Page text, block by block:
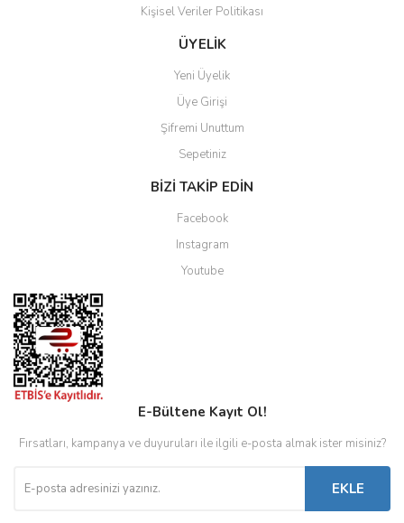
Kişisel Veriler Politikası
ÜYELİK
Yeni Üyelik
Üye Girişi
Şifremi Unuttum
Sepetiniz
BİZİ TAKİP EDİN
Facebook
Instagram
Youtube
E-Bültene Kayıt Ol!
Fırsatları, kampanya ve duyuruları ile ilgili e-posta almak ister misiniz?
EKLE